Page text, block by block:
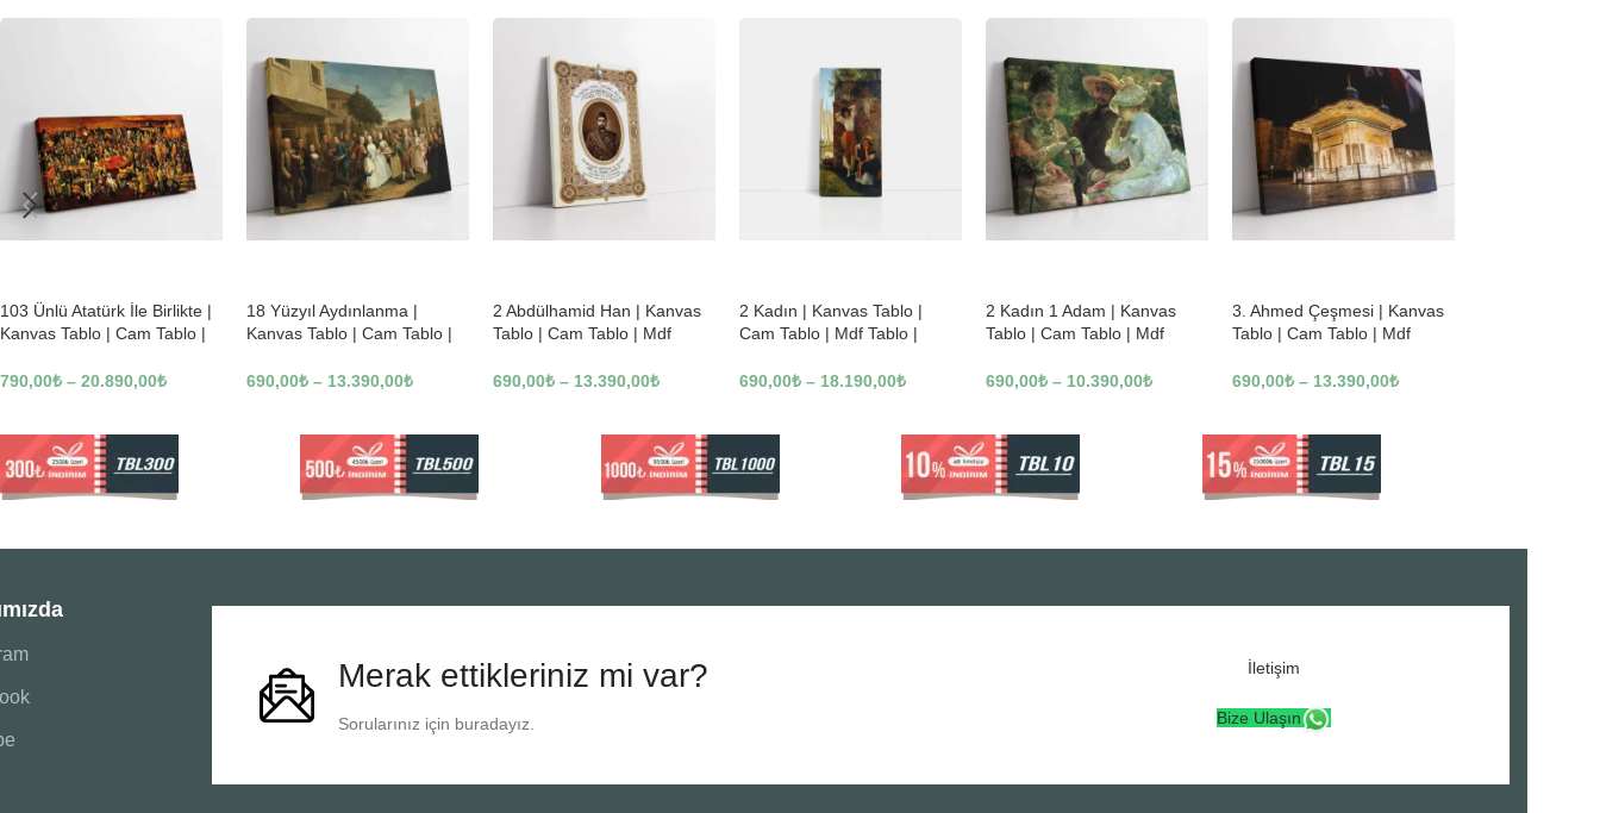
103 Ünlü Atatürk İle Birlikte |
Kanvas Tablo | Cam Tablo |
790,00₺ – 20.890,00₺
18 Yüzyıl Aydınlanma |
Kanvas Tablo | Cam Tablo |
690,00₺ – 13.390,00₺
2 Abdülhamid Han | Kanvas
Tablo | Cam Tablo | Mdf
690,00₺ – 13.390,00₺
2 Kadın | Kanvas Tablo |
Cam Tablo | Mdf Tablo |
690,00₺ – 18.190,00₺
2 Kadın 1 Adam | Kanvas
Tablo | Cam Tablo | Mdf
690,00₺ – 10.390,00₺
3. Ahmed Çeşmesi | Kanvas
Tablo | Cam Tablo | Mdf
690,00₺ – 13.390,00₺
Merak ettikleriniz mi var?
Sorularınız için buradayız.
İletişim
Bize Ulaşın